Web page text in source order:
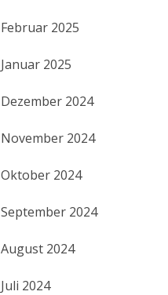
Februar 2025
Januar 2025
Dezember 2024
November 2024
Oktober 2024
September 2024
August 2024
Juli 2024